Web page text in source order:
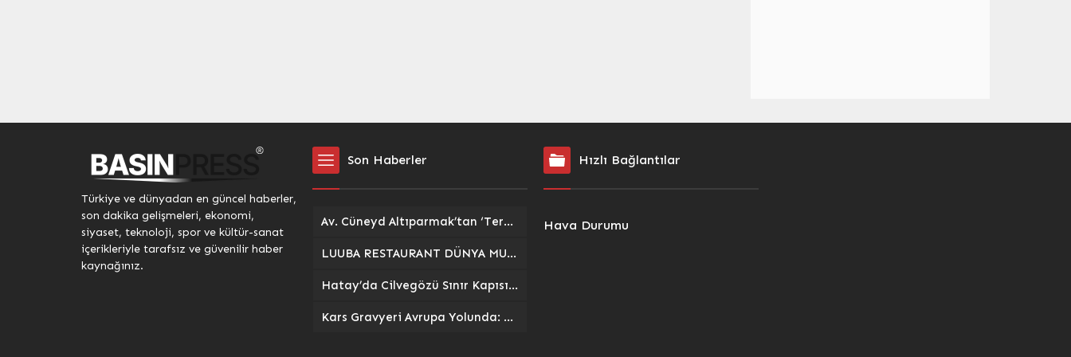
Türkiye ve dünyadan en güncel haberler,
son dakika gelişmeleri, ekonomi,
siyaset, teknoloji, spor ve kültür-sanat
içerikleriyle tarafsız ve güvenilir haber
kaynağınız.
Son Haberler
Av. Cüneyd Altıparmak’tan ‘Terörsüz Türkiye Yasası’ Açıklaması: Başvuru Süreci ve Detaylar
LUUBA RESTAURANT DÜNYA MUTFAĞI kapılarını Denizli’de açıyor!
Hatay’da Cilvegözü Sınır Kapısı’na 1200 Araçlık Modern Tır Parkı Açıldı
Kars Gravyeri Avrupa Yolunda: Coğrafi İşaret Sürecinde Yeni Dönem Başlıyor
Hızlı Bağlantılar
Hava Durumu